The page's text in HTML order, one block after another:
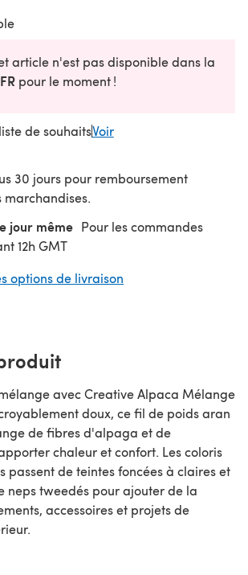
article n'est pas disponible dans la
FR pour le moment !
de souhaitsVoir
30 jours pour remboursement
marchandises.
jour même Pour les commandes
12h GMT
options de livraison
avec Creative Alpaca Mélange
doux, ce fil de poids aran
de fibres d'alpaga et de
chaleur et confort. Les coloris
passent de teintes foncées à claires et
neps tweedés pour ajouter de la
accessoires et projets de